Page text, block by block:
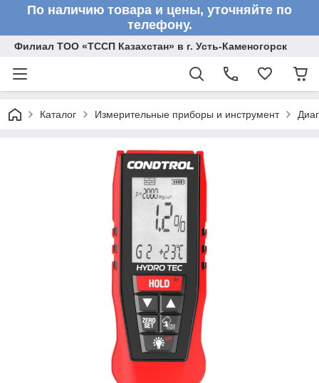
По наличию товара и цены, уточняйте по
телефону.
Филиал ТОО «ТССП Казахстан» в г. Усть-Каменогорск
Каталог Измерительные приборы и инструмент